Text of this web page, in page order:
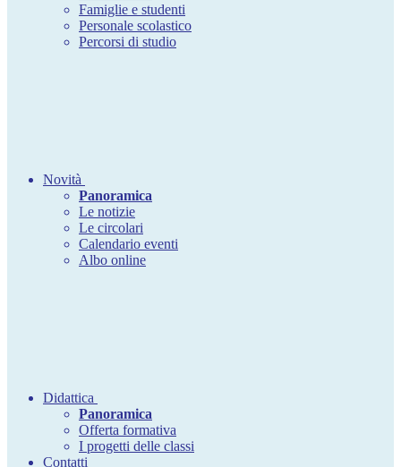
Famiglie e studenti
Personale scolastico
Percorsi di studio
Novità
Panoramica
Le notizie
Le circolari
Calendario eventi
Albo online
Didattica
Panoramica
Offerta formativa
I progetti delle classi
Contatti